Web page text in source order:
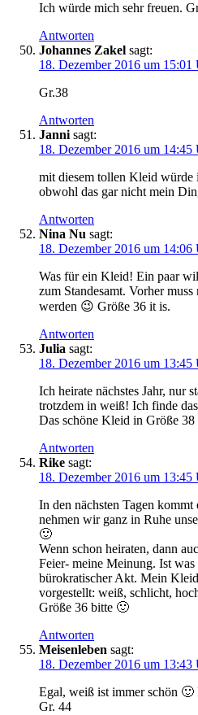
Ich würde mich sehr freuen.
Antworten
Johannes Zakel sagt:
18. Dezember 2016 um 15:01
Gr.38
Antworten
Janni sagt:
18. Dezember 2016 um 14:45
mit diesem tollen Kleid würde
obwohl das gar nicht mein
Antworten
Nina Nu sagt:
18. Dezember 2016 um 14:06
Was für ein Kleid! Ein paar
zum Standesamt. Vorher
werden 😉 Größe 36 it is.
Antworten
Julia sagt:
18. Dezember 2016 um 13:45
Ich heirate nächstes Jahr, nur
trotzdem in weiß! Ich finde
Das schöne Kleid in Größe
Antworten
Rike sagt:
18. Dezember 2016 um 13:45
In den nächsten Tagen
nehmen wir ganz in Ruhe
🙂
Wenn schon heiraten, dann
Feier- meine Meinung. Ist
bürokratischer Akt. Mein
vorgestellt: weiß, schlicht,
Größe 36 bitte 🙂
Antworten
Meisenleben sagt:
18. Dezember 2016 um 13:43
Egal, weiß ist immer schön 🙂
Gr. 44